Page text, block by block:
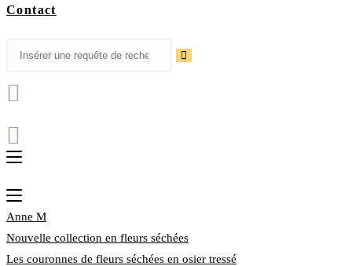
Contact
Anne M
Nouvelle collection en fleurs séchées
Les couronnes de fleurs séchées en osier tressé